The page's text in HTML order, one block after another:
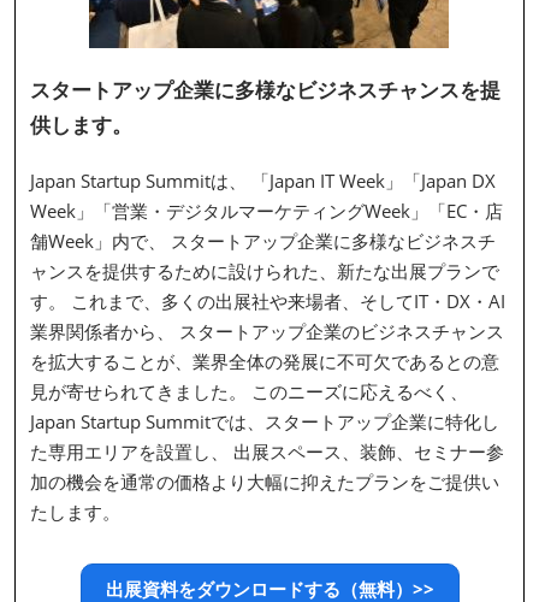
スタートアップ企業に多様なビジネスチャンスを提
供します。
Japan Startup Summitは、 「Japan IT Week」「Japan DX
Week」「営業・デジタルマーケティングWeek」「EC・店
舗Week」内で、 スタートアップ企業に多様なビジネスチ
ャンスを提供するために設けられた、新たな出展プランで
す。 これまで、多くの出展社や来場者、そしてIT・DX・AI
業界関係者から、 スタートアップ企業のビジネスチャンス
を拡大することが、業界全体の発展に不可欠であるとの意
見が寄せられてきました。 このニーズに応えるべく、
Japan Startup Summitでは、スタートアップ企業に特化し
た専用エリアを設置し、 出展スペース、装飾、セミナー参
加の機会を通常の価格より大幅に抑えたプランをご提供い
たします。
出展資料をダウンロードする（無料）>>